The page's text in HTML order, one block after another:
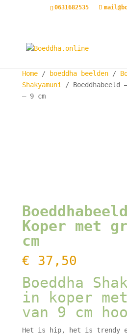
0631682535
Home/ boeddha beelden/
Shakyamuni
/ Boeddhabeeld
– 9 cm
Koper met
cm
€ 37,50
Boeddha
in koper
van 9 cm
Het is hip, het is trendy